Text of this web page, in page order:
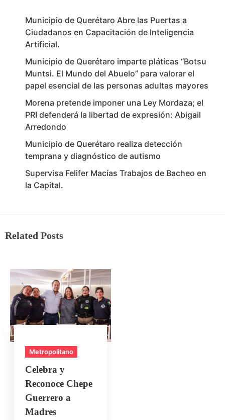
Municipio de Querétaro Abre las Puertas a
Ciudadanos en Capacitación de Inteligencia
Artificial.
Municipio de Querétaro imparte pláticas “Botsu
Muntsi. El Mundo del Abuelo” para valorar el
papel esencial de las personas adultas mayores
Morena pretende imponer una Ley Mordaza; el
PRI defenderá la libertad de expresión: Abigail
Arredondo
Municipio de Querétaro realiza detección
temprana y diagnóstico de autismo
Supervisa Felifer Macías Trabajos de Bacheo en
la Capital.
Related Posts
Metropolitano
Celebra y
Reconoce Chepe
Guerrero a
Madres